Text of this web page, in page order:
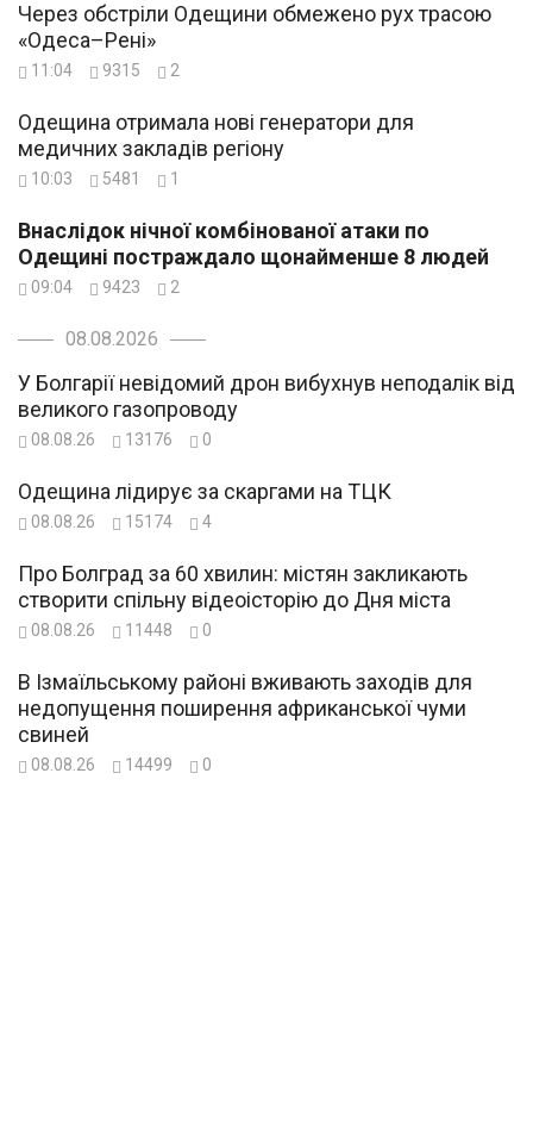
Через обстріли Одещини обмежено рух трасою
«Одеса–Рені»
11:04 9315 2
Одещина отримала нові генератори для
медичних закладів регіону
10:03 5481 1
Внаслідок нічної комбінованої атаки по
Одещині постраждало щонайменше 8 людей
09:04 9423 2
08.08.2026
У Болгарії невідомий дрон вибухнув неподалік від
великого газопроводу
08.08.26 13176 0
Одещина лідирує за скаргами на ТЦК
08.08.26 15174 4
Про Болград за 60 хвилин: містян закликають
створити спільну відеоісторію до Дня міста
08.08.26 11448 0
В Ізмаїльському районі вживають заходів для
недопущення поширення африканської чуми
свиней
08.08.26 14499 0